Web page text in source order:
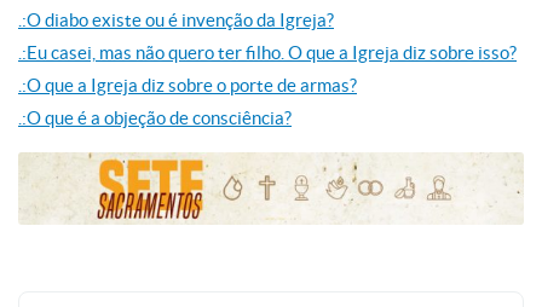
.:O diabo existe ou é invenção da Igreja?
.:Eu casei, mas não quero ter filho. O que a Igreja diz sobre isso?
.:O que a Igreja diz sobre o porte de armas?
.:O que é a objeção de consciência?